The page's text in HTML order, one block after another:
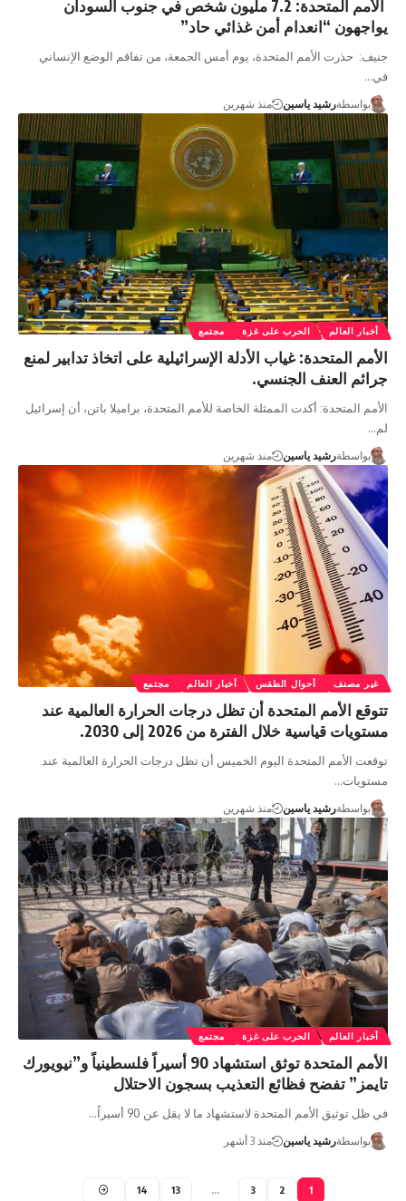
الأمم المتحدة: 7.2 مليون شخص في جنوب السودان
يواجهون “انعدام أمن غذائي حاد”
جنيف: حذرت الأمم المتحدة، يوم أمس الجمعة، من تفاقم الوضع الإنساني
في…
بواسطةرشيد ياسين منذ شهرين
أخبار العالم الحرب على غزة مجتمع
الأمم المتحدة: غياب الأدلة الإسرائيلية على اتخاذ تدابير لمنع
جرائم العنف الجنسي.
الأمم المتحدة: أكدت الممثلة الخاصة للأمم المتحدة، براميلا باتن، أن إسرائيل
لم…
بواسطةرشيد ياسين منذ شهرين
غير مصنف أحوال الطقس أخبار العالم مجتمع
تتوقع الأمم المتحدة أن تظل درجات الحرارة العالمية عند
مستويات قياسية خلال الفترة من 2026 إلى 2030.
توقعت الأمم المتحدة اليوم الخميس أن تظل درجات الحرارة العالمية عند
مستويات…
بواسطةرشيد ياسين منذ شهرين
أخبار العالم الحرب على غزة مجتمع
الأمم المتحدة توثق استشهاد 90 أسيراً فلسطينياً و”نيويورك
تايمز” تفضح فظائع التعذيب بسجون الاحتلال
في ظل توثيق الأمم المتحدة لاستشهاد ما لا يقل عن 90 أسيراً…
بواسطةرشيد ياسين منذ 3 أشهر
1
2
3
…
13
14